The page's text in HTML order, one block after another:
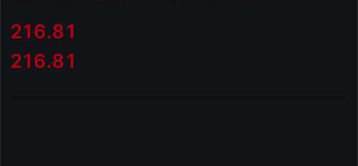
cena:
216.81
Cena:
216.81